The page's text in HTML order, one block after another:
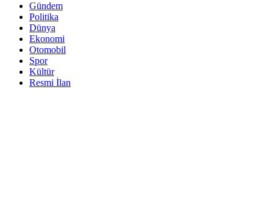
Gündem
Politika
Dünya
Ekonomi
Otomobil
Spor
Kültür
Resmi İlan